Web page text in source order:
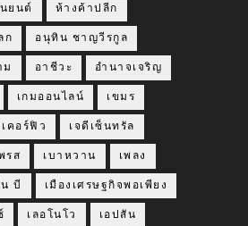
ยนต์ ห้างค้าปลีก
ก อนุทิน ชาญวีรกูล
อาชีวะ อำนาจเจริญ
เกมออนไลน์ เขมร
เคอร์ฟิว เจดีเซ็นทรัล
รส เบาหวาน เพลง
บี เมืองเศรษฐกิจพอเพียง
เลอโนโว เอปสัน